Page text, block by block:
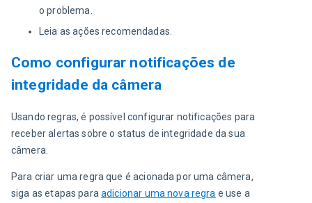
o problema.
Leia as ações recomendadas.
Como configurar notificações de
integridade da câmera
Usando regras, é possível configurar notificações para
receber alertas sobre o status de integridade da sua
câmera.
Para criar uma regra que é acionada por uma câmera,
siga as etapas para adicionar uma nova regra e use a